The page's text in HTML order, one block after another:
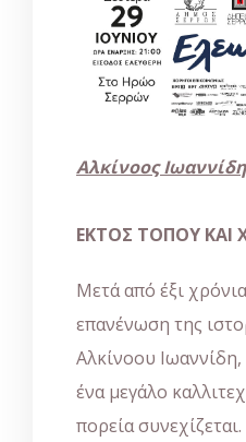
Αλκίνοος
ΕΚΤΟΣ ΤΟΠΟΥ ΚΑΙ
Μετά από έξι
επανένωση της
Αλκίνοου
ένα μεγάλο
πορεία συνεχίζεται.